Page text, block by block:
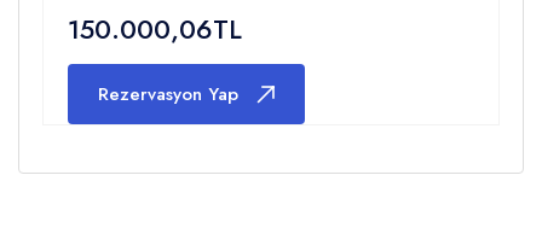
150.000,06TL
Rezervasyon Yap